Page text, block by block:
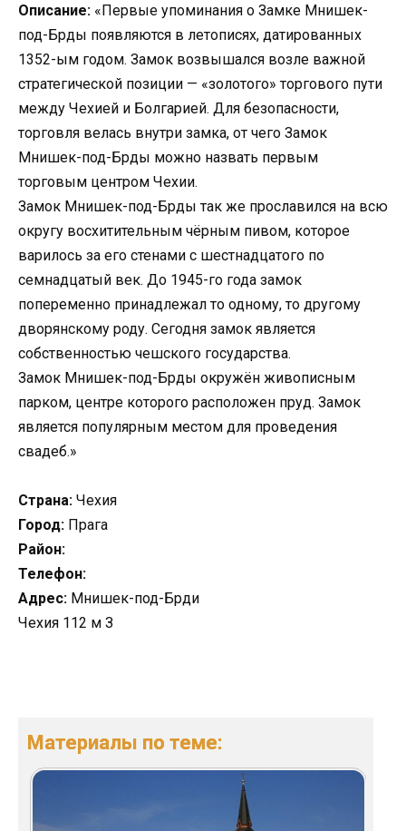
Описание: «Первые упоминания о Замке Мнишек-
под-Брды появляются в летописях, датированных
1352-ым годом. Замок возвышался возле важной
стратегической позиции — «золотого» торгового пути
между Чехией и Болгарией. Для безопасности,
торговля велась внутри замка, от чего Замок
Мнишек-под-Брды можно назвать первым
торговым центром Чехии.
Замок Мнишек-под-Брды так же прославился на всю
округу восхитительным чёрным пивом, которое
варилось за его стенами с шестнадцатого по
семнадцатый век. До 1945-го года замок
попеременно принадлежал то одному, то другому
дворянскому роду. Сегодня замок является
собственностью чешского государства.
Замок Мнишек-под-Брды окружён живописным
парком, центре которого расположен пруд. Замок
является популярным местом для проведения
свадеб.»
Страна: Чехия
Город: Прага
Район:
Телефон:
Адрес: Мнишек-под-Брди
Чехия 112 м З
Материалы по теме: